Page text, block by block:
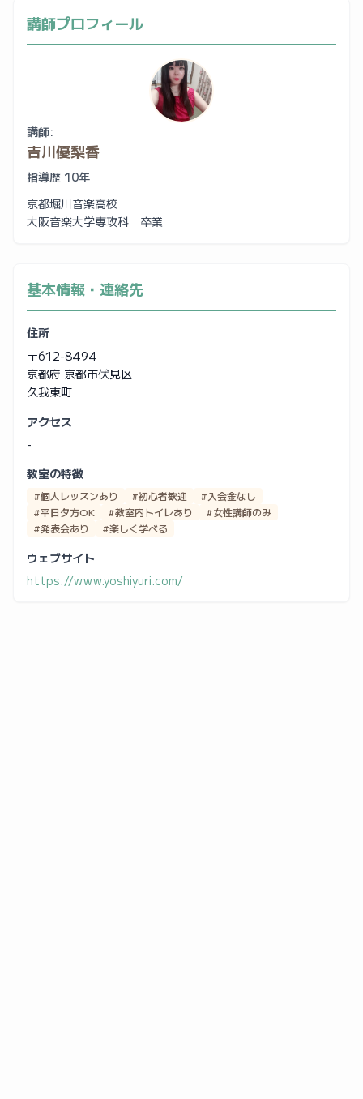
講師プロフィール
講師:
吉川優梨香
指導歴 10年
京都堀川音楽高校
大阪音楽大学専攻科 卒業
基本情報・連絡先
住所
〒612-8494
京都府 京都市伏見区
久我東町
アクセス
-
教室の特徴
#個人レッスンあり #初心者歓迎
#入会金なし
#平日夕方OK
#教室内トイレあり
#女性講師のみ
#発表会あり
#楽しく学べる
ウェブサイト
https://www.yoshiyuri.com/